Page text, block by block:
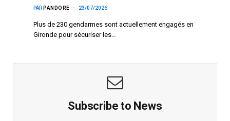
PAR PANDORE 23/07/2026
Plus de 230 gendarmes sont actuellement engagés en
Gironde pour sécuriser les…
Subscribe to News